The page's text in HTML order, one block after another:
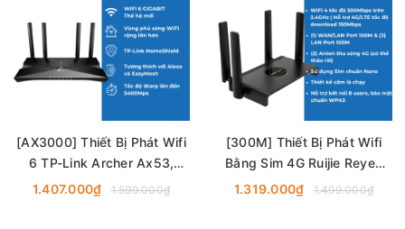
[AX3000] Thiết Bị Phát Wifi
6 TP-Link Archer Ax53,
Băng Thông AX3000
1.407.000₫ 1.599.000₫
[300M] Thiết Bị Phát Wifi
Bằng Sim 4G Ruijie Reyee
RG-EW300T, Trang Bị 3
1.319.000₫ 1.499.000₫